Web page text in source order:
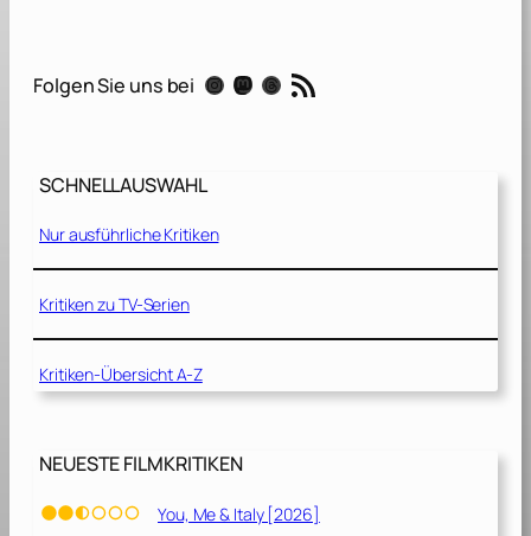
i
t
ü
g
t
n
n
c
t
Folgen Sie uns bei Instagram Mastodon Threads RSS-Feed
SCHNELLAUSWAHL
Nur ausführliche Kritiken
Kritiken zu TV-Serien
Kritiken-Übersicht A-Z
NEUESTE FILMKRITIKEN
You, Me & Italy [2026]